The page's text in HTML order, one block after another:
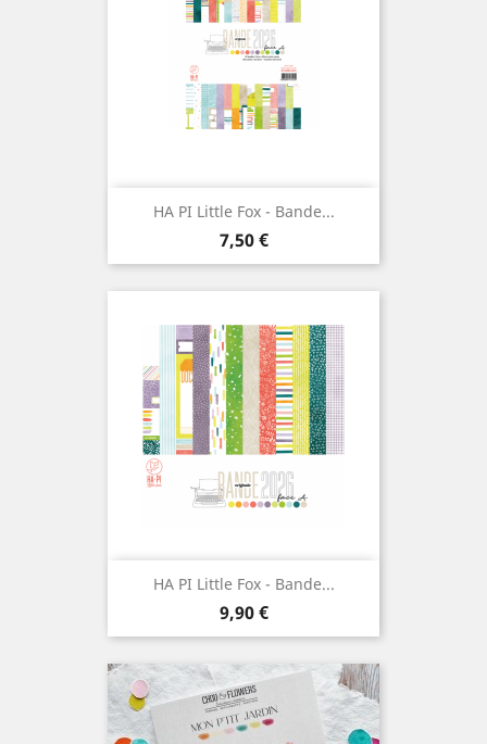
HA PI Little Fox - Bande...
Prix
7,50 €
HA PI Little Fox - Bande...
Prix
9,90 €